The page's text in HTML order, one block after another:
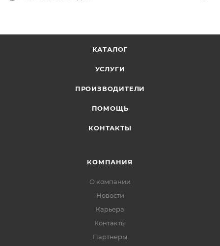
КАТАЛОГ
УСЛУГИ
ПРОИЗВОДИТЕЛИ
ПОМОЩЬ
КОНТАКТЫ
КОМПАНИЯ
О компании
Новости
Карьера
Контакты
Партнеры